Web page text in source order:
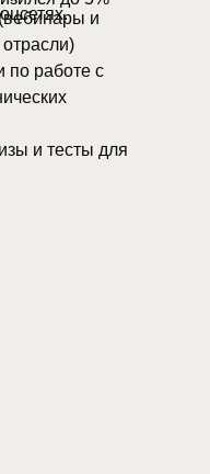
и
по работе с
и тесты для